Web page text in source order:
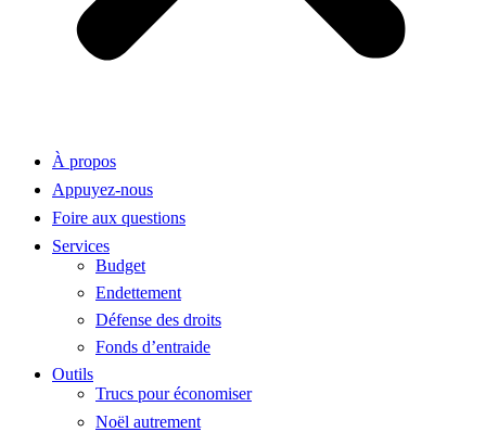
À propos
Appuyez-nous
Foire aux questions
Services
Budget
Endettement
Défense des droits
Fonds d’entraide
Outils
Trucs pour économiser
Noël autrement